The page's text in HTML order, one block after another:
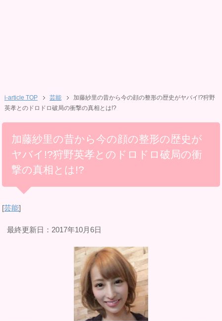
i-article TOP 芸能
加藤紗里の昔から今の顔の整形の歴史がヤバイ!?狩野
英孝とのドロドロ破局の衝撃の真相とは!?
加藤紗里の昔から今の顔の整形の歴史が
ヤバイ!?狩野英孝とのドロドロ破局の衝
撃の真相とは!?
[芸能]
最終更新日：2017年10月6日